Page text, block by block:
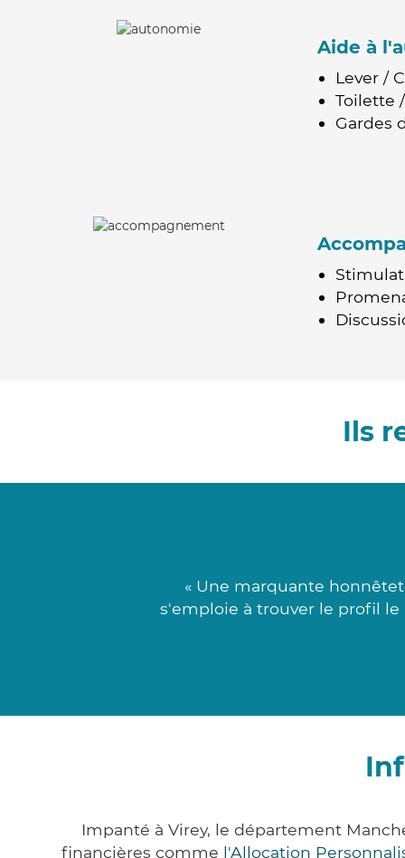
Aide à
Lever /
Toilette
Gardes
Ils
« Une marquante
s'emploie à trouver le profil
Impanté à Virey, le département
financières comme l'Allocation